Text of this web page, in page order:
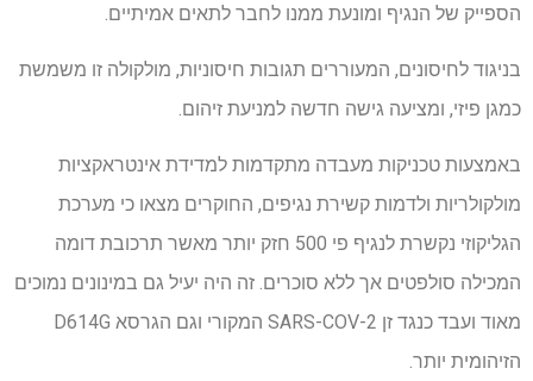
הספייק של הנגיף ומונעת ממנו לחבר לתאים אמיתיים.
בניגוד לחיסונים, המעוררים תגובות חיסוניות, מולקולה זו משמשת
כמגן פיזי, ומציעה גישה חדשה למניעת זיהום.
באמצעות טכניקות מעבדה מתקדמות למדידת אינטראקציות
מולקולריות ולדמות קשירת נגיפים, החוקרים מצאו כי מערכת
הגליקוזי נקשרת לנגיף פי 500 חזק יותר מאשר תרכובת דומה
המכילה סולפטים אך ללא סוכרים. זה היה יעיל גם במינונים נמוכים
מאוד ועבד כנגד זן SARS-COV-2 המקורי וגם הגרסא D614G
הזיהומית יותר.